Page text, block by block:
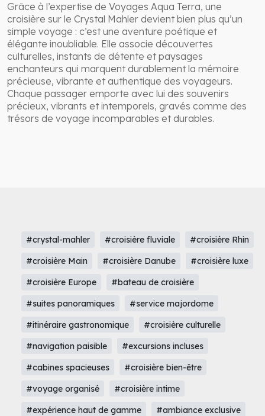
Grâce à l’expertise de Voyages Aqua Terra, une
croisière sur le Crystal Mahler devient bien plus qu’un
simple voyage : c’est une aventure poétique et
élégante inoubliable. Elle associe découvertes
culturelles, instants de détente et paysages
enchanteurs qui marquent durablement la mémoire
précieuse, vibrante et authentique des voyageurs.
Chaque passager emporte avec lui des souvenirs
précieux, vibrants et intemporels, gravés comme des
trésors de voyage incomparables et durables.
#crystal-mahler #croisière fluviale
#croisière Rhin
#croisière Main
#croisière Danube
#croisière luxe
#croisière Europe
#bateau de croisière
#suites panoramiques
#service majordome
#itinéraire gastronomique
#croisière culturelle
#navigation paisible
#excursions incluses
#cabines spacieuses
#croisière bien-être
#voyage organisé
#croisière intime
#expérience haut de gamme
#ambiance exclusive